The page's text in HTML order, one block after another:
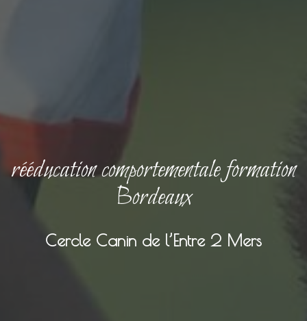
rééducation comportementale formation
Bordeaux
Cercle Canin de l’Entre 2 Mers